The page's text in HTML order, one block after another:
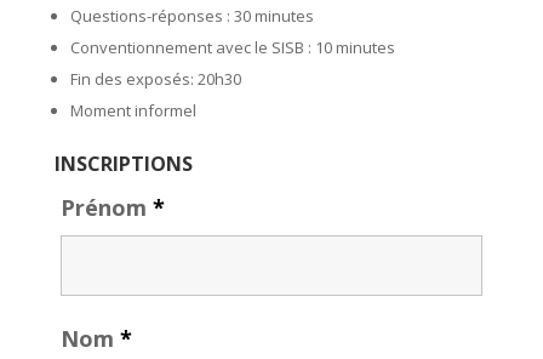
Questions-réponses : 30 minutes
Conventionnement avec le SISB : 10 minutes
Fin des exposés: 20h30
Moment informel
INSCRIPTIONS
Prénom *
Nom *